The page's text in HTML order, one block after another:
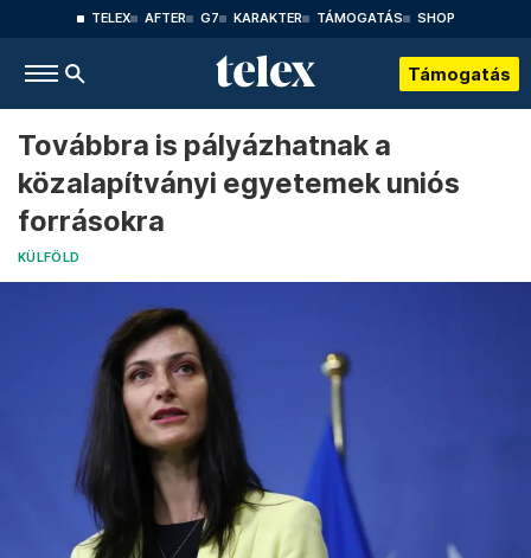
TELEX AFTER G7 KARAKTER TÁMOGATÁS SHOP
Támogatás
Továbbra is pályázhatnak a
közalapítványi egyetemek uniós
forrásokra
KÜLFÖLD